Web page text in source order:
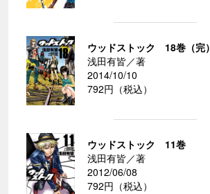
ウッドストック 18巻（完）
浅田有皆／著
2014/10/10
792円（税込）
ウッドストック 11巻
浅田有皆／著
2012/06/08
792円（税込）